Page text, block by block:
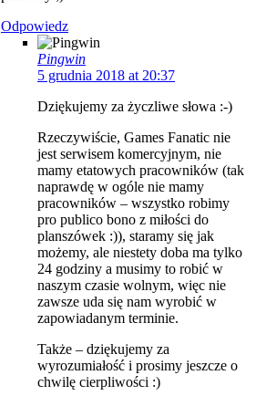
Odpowiedz
Pingwin
5 grudnia 2018 at 20:37
Dziękujemy za życzliwe słowa :-)
Rzeczywiście, Games Fanatic nie
jest serwisem komercyjnym, nie
mamy etatowych pracowników (tak
naprawdę w ogóle nie mamy
pracowników – wszystko robimy
pro publico bono z miłości do
planszówek :)), staramy się jak
możemy, ale niestety doba ma tylko
24 godziny a musimy to robić w
naszym czasie wolnym, więc nie
zawsze uda się nam wyrobić w
zapowiadanym terminie.
Także – dziękujemy za
wyrozumiałość i prosimy jeszcze o
chwilę cierpliwości :)